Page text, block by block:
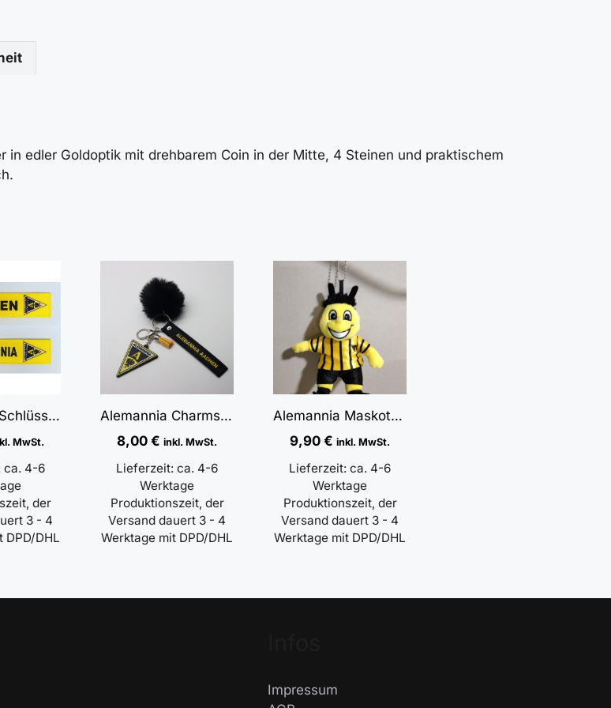
edler Goldoptik mit drehbarem Coin in der Mitte, 4 Steinen und praktischem
Alemannia Schlüsselanhänger Gelb gestickt
MwSt.
ca. 4-6
der
3 - 4
DPD/DHL
Alemannia Charms Schlüsselanhänger
8,00 € inkl. MwSt.
Lieferzeit: ca. 4-6
Werktage
Produktionszeit, der
Versand dauert 3 - 4
Werktage mit DPD/DHL
Alemannia Maskottchen AL-AIX Schlüsselanhänger
9,90 € inkl. MwSt.
Lieferzeit: ca. 4-6
Werktage
Produktionszeit, der
Versand dauert 3 - 4
Werktage mit DPD/DHL
Impressum